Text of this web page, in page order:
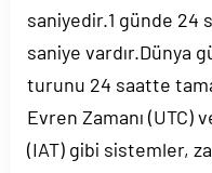
saniyedir.1 günde 24
saniye vardır.Dünya
turunu 24 saatte
Evren Zamanı (UTC)
(IAT) gibi sistemler,